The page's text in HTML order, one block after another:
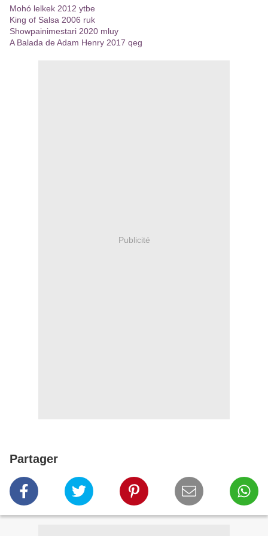
Mohó lelkek 2012 ytbe
King of Salsa 2006 ruk
Showpainimestari 2020 mluy
A Balada de Adam Henry 2017 qeg
Publicité
Partager